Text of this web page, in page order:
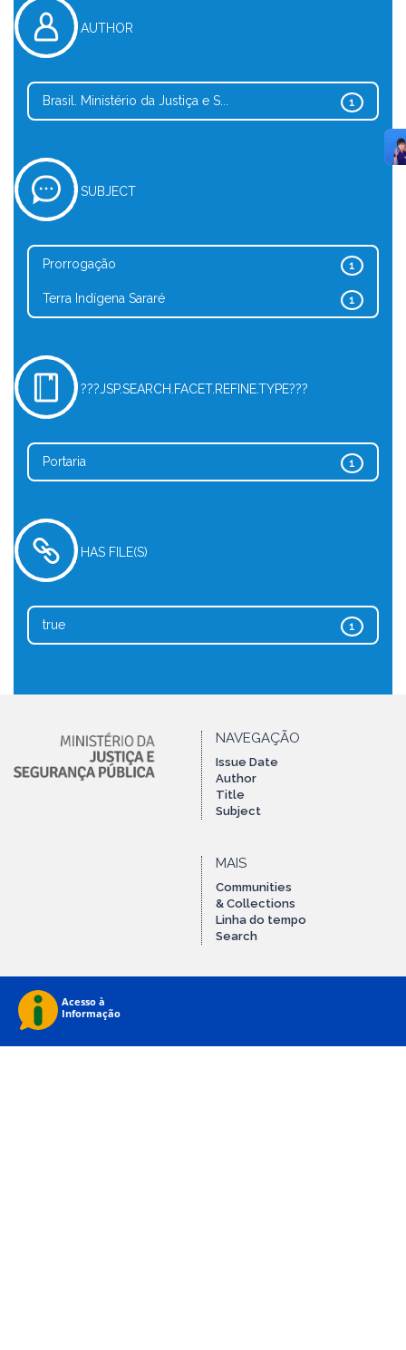
AUTHOR
1
Brasil. Ministério da Justiça e S...
SUBJECT
1
Prorrogação
1
Terra Indígena Sararé
???JSP.SEARCH.FACET.REFINE.TYPE???
1
Portaria
HAS FILE(S)
1
true
NAVEGAÇÃO
Issue Date
Author
Title
Subject
MAIS
Communities
& Collections
Linha do tempo
Search